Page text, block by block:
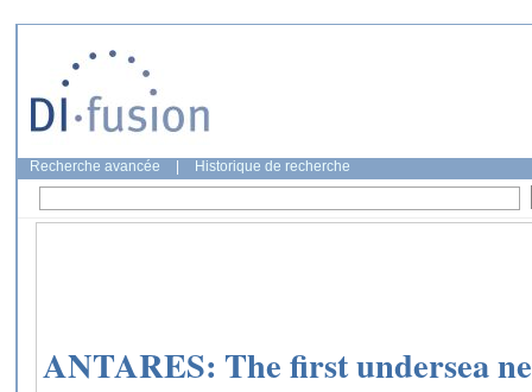
Recherche avancée Historique de recherche
ANTARES: The first undersea